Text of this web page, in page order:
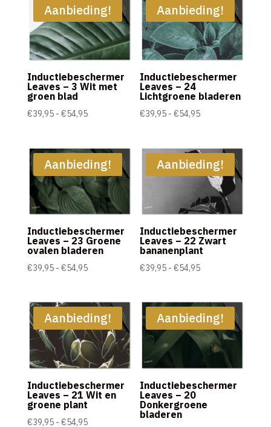
€54,95
€54,95
Aanbieding!
Inductiebeschermer
Leaves – 3 Wit met
groen blad
€39,95 - €54,95Prijsklasse:
€54,95
Aanbieding!
Inductiebeschermer
Leaves – 24
Lichtgroene bladeren
€39,95 - €54,95Prijsklasse:
€54,95
Aanbieding!
Inductiebeschermer
Leaves – 23 Groene
ovalen bladeren
€39,95 - €54,95Prijsklasse:
€54,95
Aanbieding!
Inductiebeschermer
Leaves – 22 Zwart
bananenplant
€39,95 - €54,95Prijsklasse:
€54,95
Aanbieding!
Inductiebeschermer
Leaves – 21 Wit en
groene plant
€39,95 - €54,95Prijsklasse:
Aanbieding!
Inductiebeschermer
Leaves – 20
Donkergroene
bladeren